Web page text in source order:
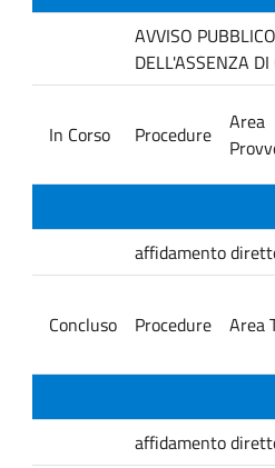
AVVISO
DELL'ASSENZA
In Corso Procedure
Area
affidamento
Concluso Procedure Area
affidamento